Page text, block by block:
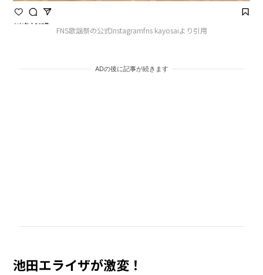
FNS歌謡祭の公式Instagramfns kayosaiより引用
ADの後に記事が続きます
池田エライザが激変！